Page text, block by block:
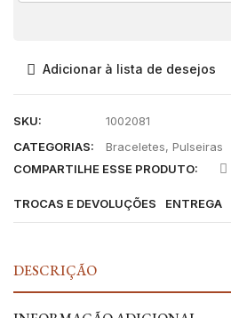
Adicionar à lista de desejos
SKU:
1002081
CATEGORIAS:
Braceletes, Pulseiras
COMPARTILHE ESSE PRODUTO:
TROCAS E DEVOLUÇÕES ENTREGA
DESCRIÇÃO